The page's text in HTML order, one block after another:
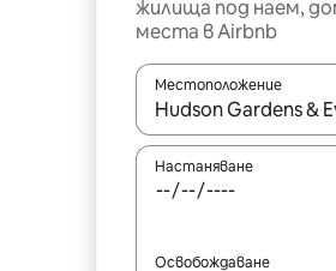
жилища под наем,
места в Airbnb
Местоположение
Когато резултатите
Настаняване
Освобождаване